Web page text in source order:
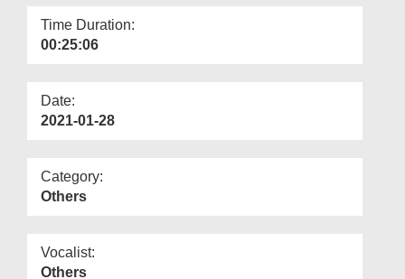
Time Duration:
00:25:06
Date:
2021-01-28
Category:
Others
Vocalist:
Others